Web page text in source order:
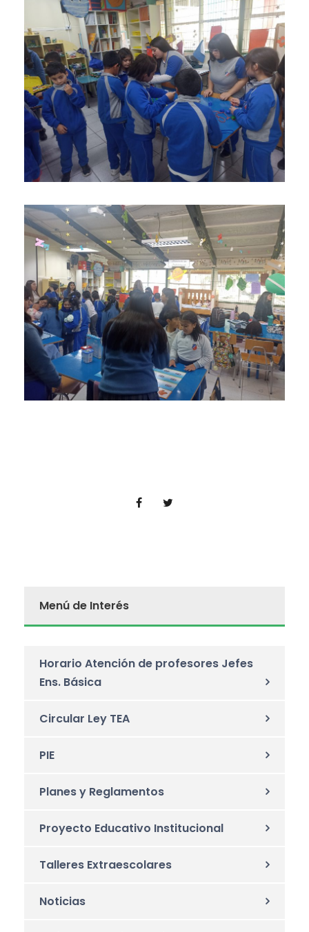
Menú de Interés
Horario Atención de profesores Jefes
Ens. Básica
Circular Ley TEA
PIE
Planes y Reglamentos
Proyecto Educativo Institucional
Talleres Extraescolares
Noticias